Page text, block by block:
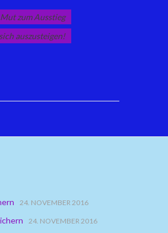
Mut zum Ausstieg
auszusteigen!
24. NOVEMBER 2016
24. NOVEMBER 2016